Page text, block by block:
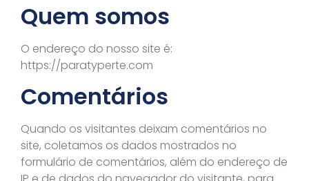
Quem somos
O endereço do nosso site é:
https://paratyperte.com
Comentários
Quando os visitantes deixam comentários no
site, coletamos os dados mostrados no
formulário de comentários, além do endereço de